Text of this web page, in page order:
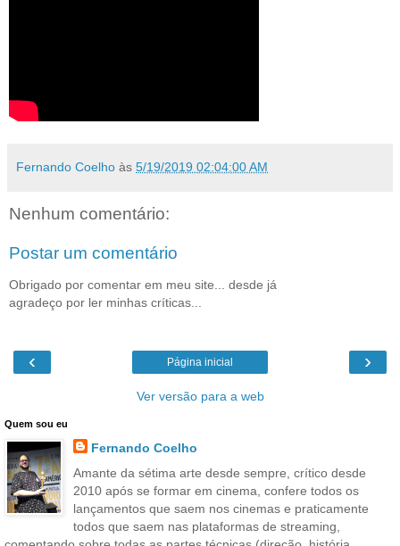
Fernando Coelho às 5/19/2019 02:04:00 AM
Nenhum comentário:
Postar um comentário
Obrigado por comentar em meu site... desde já
agradeço por ler minhas críticas...
‹ ›
Página inicial
Ver versão para a web
Quem sou eu
Fernando Coelho
Amante da sétima arte desde sempre, crítico desde
2010 após se formar em cinema, confere todos os
lançamentos que saem nos cinemas e praticamente
todos que saem nas plataformas de streaming,